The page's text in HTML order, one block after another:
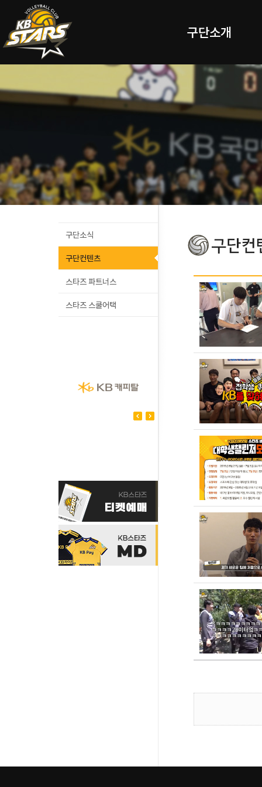
구단소개
구단소식
구단컨텐츠
스타즈 파트너스
스타즈 스쿨어택